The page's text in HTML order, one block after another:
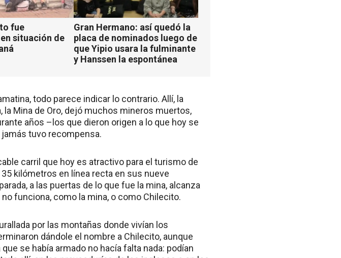
fue
situación de
Gran Hermano: así quedó la
placa de nominados luego de
que Yipio usara la fulminante
y Hanssen la espontánea
todo parece indicar lo contrario. Allí, la
la Mina de Oro, dejó muchos mineros muertos,
años –los que dieron origen a lo que hoy se
tuvo recompensa.
carril que hoy es atractivo para el turismo de
kilómetros en línea recta en sus nueve
a las puertas de lo que fue la mina, alcanza
funciona, como la mina, o como Chilecito.
por las montañas donde vivían los
dándole el nombre a Chilecito, aunque
se había armado no hacía falta nada: podían